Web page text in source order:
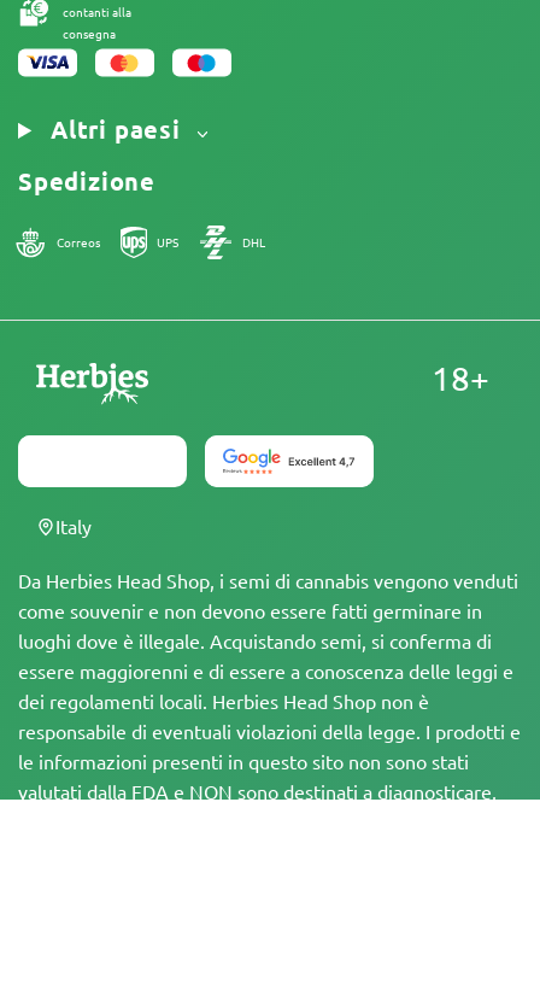
contanti alla
consegna
Altri paesi
Spedizione
Correos UPS DHL
Da Herbies Head Shop, i semi di cannabis vengono venduti
come souvenir e non devono essere fatti germinare in
luoghi dove è illegale. Acquistando semi, si conferma di
essere maggiorenni e di essere a conoscenza delle leggi e
dei regolamenti locali. Herbies Head Shop non è
responsabile di eventuali violazioni della legge. I prodotti e
le informazioni presenti in questo sito non sono stati
valutati dalla FDA e NON sono destinati a diagnosticare,
18+
Italy